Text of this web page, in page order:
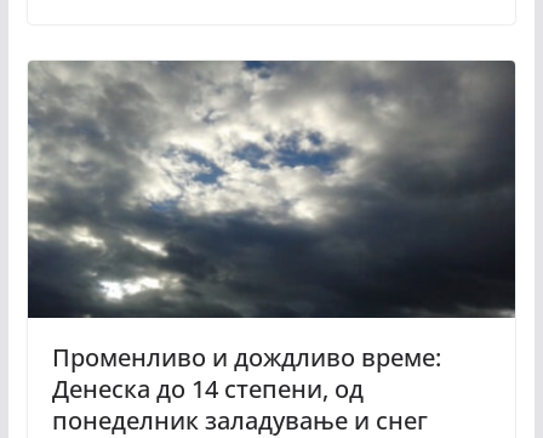
Променливо и дождливо време:
Денеска до 14 степени, од
понеделник заладување и снег